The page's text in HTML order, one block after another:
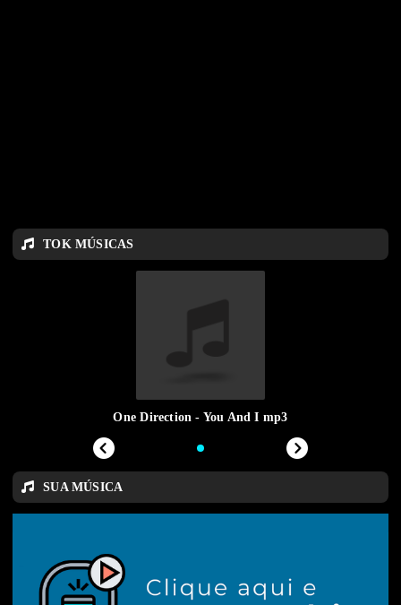
TOK MÚSICAS
One Direction - You And I mp3
SUA MÚSICA